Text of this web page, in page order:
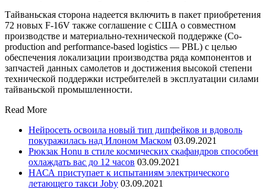
Тайваньская сторона надеется включить в пакет приобретения
72 новых F-16V также соглашение с США о совместном
производстве и материально-технической поддержке (Сo-
production and performance-based logistics — PBL) c целью
обеспечения локализации производства ряда компонентов и
запчастей данных самолетов и достижения высокой степени
технической поддержки истребителей в эксплуатации силами
тайваньской промышленности.
Read More
Нейросеть освоила новый тип дипфейков и вдоволь
покуражилась над Илоном Маском 03.09.2021
Рюкзак Honu в стиле космических скафандров способен
охлаждать вас до 12 часов 03.09.2021
НАСА приступает к испытаниям электрического
летающего такси Joby 03.09.2021